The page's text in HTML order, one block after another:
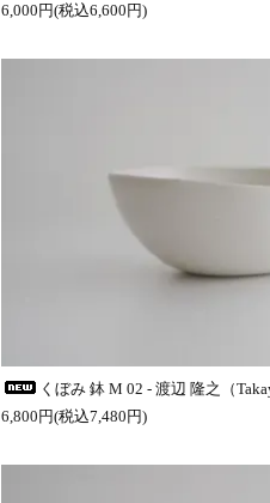
6,000円(税込6,600円)
くぼみ 鉢 M 02 - 渡辺 隆之（
6,800円(税込7,480円)